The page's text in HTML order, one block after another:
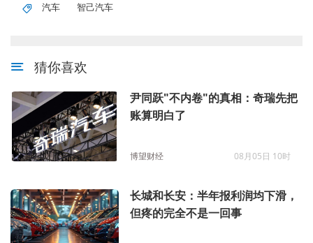
汽车 智己汽车
猜你喜欢
尹同跃"不内卷"的真相：奇瑞先把
账算明白了
博望财经 08月05日 10时
长城和长安：半年报利润均下滑，
但疼的完全不是一回事